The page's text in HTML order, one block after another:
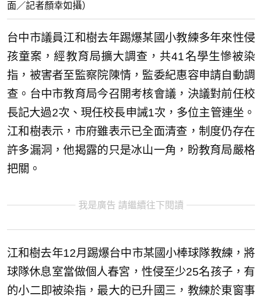
面／記者顏幸如攝）
台中市議員江和樹去年踢爆某國小教練多年來性侵
孩童案，經教育局擴大調查，共41名學生慘被染
指，被害者至監察院陳情，監委紀惠容申請自動調
查。台中市教育局今召開考核會議，決議對前任校
長記大過2次、現任校長申誡1次，多位主管連坐。
江和樹表示，市府雖表示已全面清查，制度仍存在
許多漏洞，他揭露的只是冰山一角，盼教育局嚴格
把關。
我是廣告 請繼續往下閱讀
江和樹去年12月踢爆台中市某國小棒球隊教練，將
球隊休息室當做個人春宮，性侵至少25名孩子，有
的小二即被染指，最大的已升國三，教練於東窗事